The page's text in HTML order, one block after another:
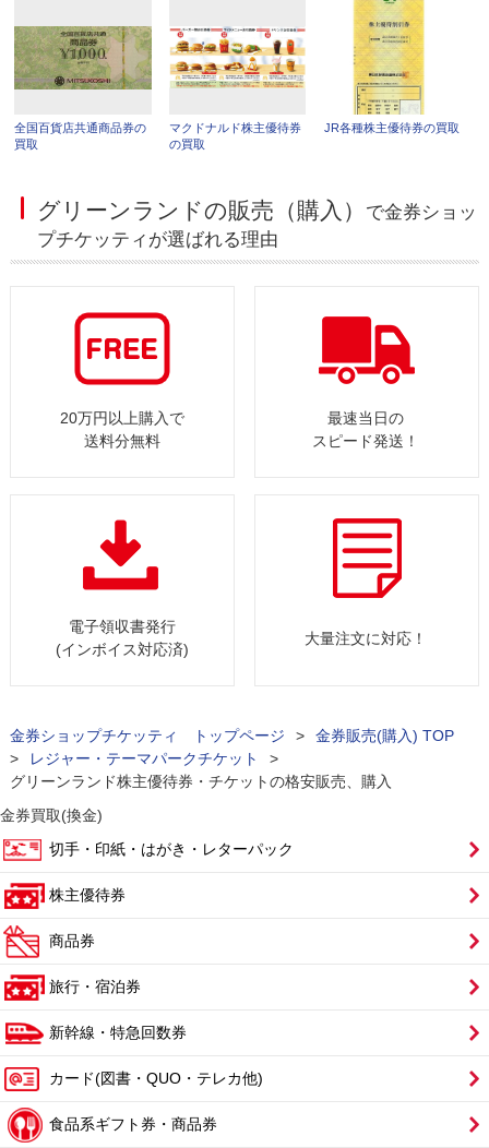
全国百貨店共通商品券の
買取
マクドナルド株主優待券
の買取
JR各種株主優待券の買取
グリーンランドの販売（購入）
で金券ショッ
プチケッティが選ばれる理由
20万円以上購入で
送料分無料
最速当日の
スピード発送！
電子領収書発行
(インボイス対応済)
大量注文に対応！
金券ショップチケッティ トップページ >
金券販売(購入) TOP
>
レジャー・テーマパークチケット
>
グリーンランド株主優待券・チケットの格安販売、購入
金券買取(換金)
切手・印紙・はがき・レターパック
株主優待券
商品券
旅行・宿泊券
新幹線・特急回数券
カード(図書・QUO・テレカ他)
食品系ギフト券・商品券